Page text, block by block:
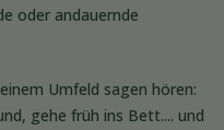
oder andauernde
Umfeld sagen hören:
gehe früh ins Bett.... und